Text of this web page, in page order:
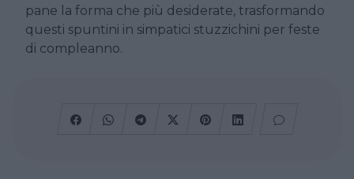
pane la forma che più desiderate, trasformando
questi spuntini in simpatici stuzzichini per feste
di compleanno.